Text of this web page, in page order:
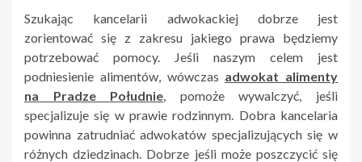
Szukając kancelarii adwokackiej dobrze jest
zorientować się z zakresu jakiego prawa będziemy
potrzebować pomocy. Jeśli naszym celem jest
podniesienie alimentów, wówczas adwokat alimenty
na Pradze Południe, pomoże wywalczyć, jeśli
specjalizuje się w prawie rodzinnym. Dobra kancelaria
powinna zatrudniać adwokatów specjalizujących się w
różnych dziedzinach. Dobrze jeśli może poszczycić się